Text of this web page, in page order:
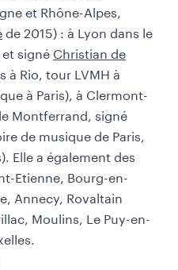
et Rhône-Alpes,
de 2015) : à Lyon dans le
et signé Christian de
à Rio, tour LVMH à
à Paris), à Clermont-
Montferrand, signé
de musique de Paris,
Elle a également des
Etienne, Bourg-en-
Annecy, Rovaltain
Moulins, Le Puy-en-